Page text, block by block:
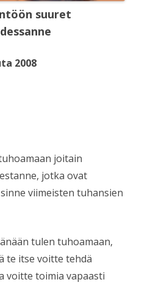
suuret
2008
joitain
jotka ovat
viimeisten tuhansien
tulen tuhoamaan,
te itse voitte tehdä
voitte toimia vapaasti